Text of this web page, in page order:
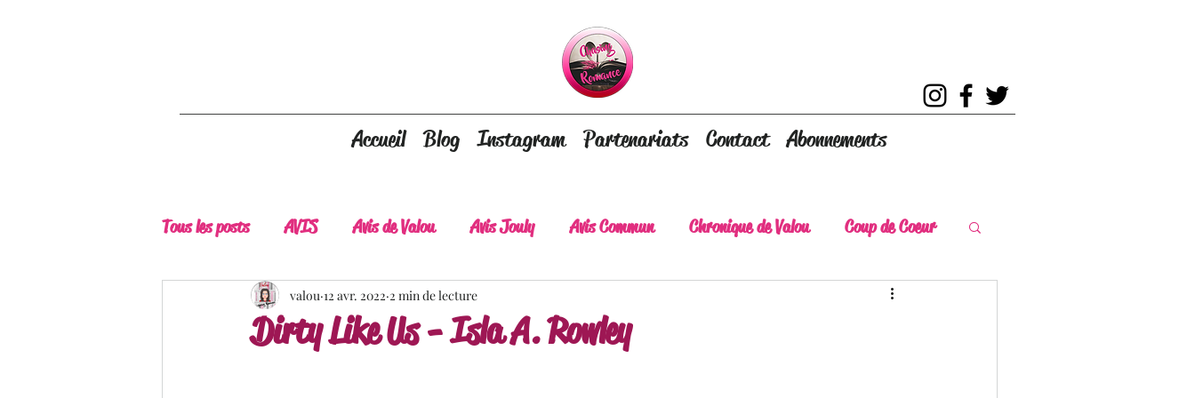
Accueil Blog Instagram Partenariats Contact Abonnements
Tous les posts AVIS Avis de Valou Avis Jouly Avis Commun Chronique de Valou Coup de Coeur
Belle Découverte A lire absolument Coup de Chaud
Dirty Like Us - Isla A. Rowley
valou 12 avr. 2022 2 min de lecture